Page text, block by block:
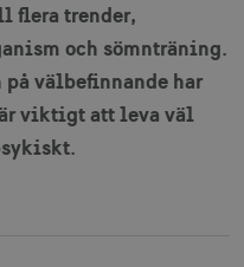
flera trender,
och sömnträning.
välbefinnande har
viktigt att leva väl